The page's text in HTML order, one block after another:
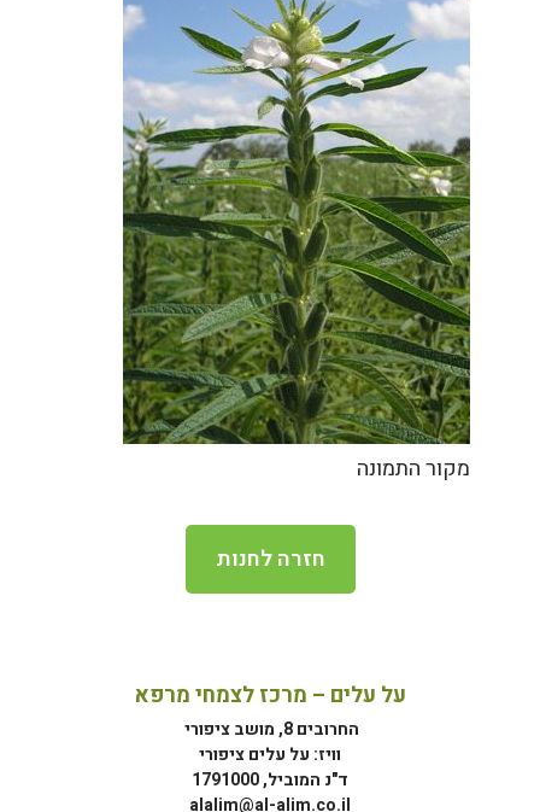
מקור התמונה
חזרה לחנות
על עלים – מרכז לצמחי מרפא
החרובים 8, מושב ציפורי
וויז: על עלים ציפורי
ד"נ המוביל, 1791000
alalim@al-alim.co.il